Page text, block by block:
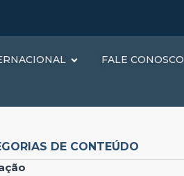
FALE CONOSCO
DE CONTEÚDO